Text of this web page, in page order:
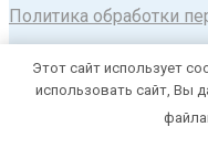
Политика обработки
© 2020-2025
образовательное
образования
Этот сайт использует
использовать сайт, Вы